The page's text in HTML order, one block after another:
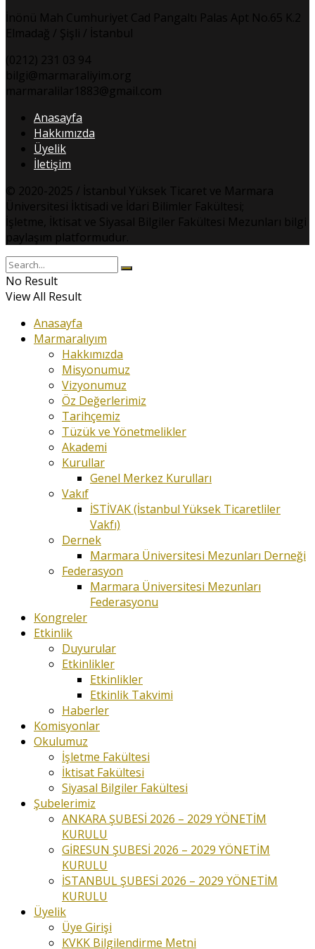
İnönü Mah Cumhuriyet Cad Pangaltı Palas Apt No.65 K.2
Elmadağ / Şişli / İstanbul
(0212) 231 03 94
bilgi@marmaraliyim.org
marmaralilar1883@gmail.com
Anasayfa
Hakkımızda
Üyelik
İletişim
© 2020-2025 / İstanbul Yüksek Ticaret ve Marmara
Üniversitesi İktisadi ve İdari Bilimler Fakültesi;
İşletme, İktisat ve Siyasal Bilgiler Fakültesi Mezunları bilgi
paylaşım platformudur.
No Result
View All Result
Anasayfa
Marmaralıyım
Hakkımızda
Misyonumuz
Vizyonumuz
Öz Değerlerimiz
Tarihçemiz
Tüzük ve Yönetmelikler
Akademi
Kurullar
Genel Merkez Kurulları
Vakıf
İSTİVAK (İstanbul Yüksek Ticaretliler
Vakfı)
Dernek
Marmara Üniversitesi Mezunları Derneği
Federasyon
Marmara Üniversitesi Mezunları
Federasyonu
Kongreler
Etkinlik
Duyurular
Etkinlikler
Etkinlikler
Etkinlik Takvimi
Haberler
Komisyonlar
Okulumuz
İşletme Fakültesi
İktisat Fakültesi
Siyasal Bilgiler Fakültesi
Şubelerimiz
ANKARA ŞUBESİ 2026 – 2029 YÖNETİM
KURULU
GİRESUN ŞUBESİ 2026 – 2029 YÖNETİM
KURULU
İSTANBUL ŞUBESİ 2026 – 2029 YÖNETİM
KURULU
Üyelik
Üye Girişi
KVKK Bilgilendirme Metni